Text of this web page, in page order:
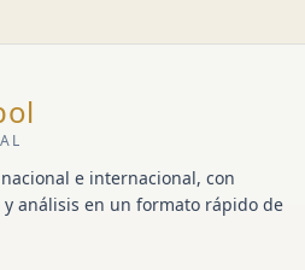
e internacional, con
análisis en un formato rápido de